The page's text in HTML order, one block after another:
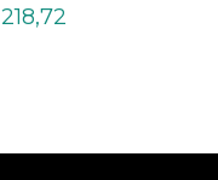
218,72